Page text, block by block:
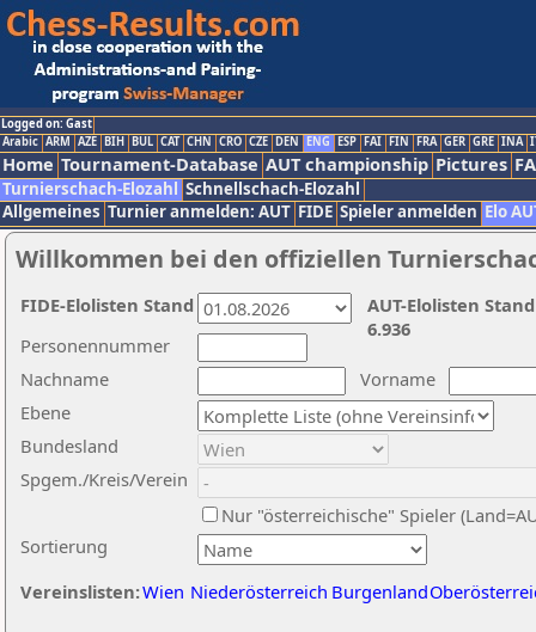
Logged on: Gast
Arabic ARM AZE BIH BUL CAT CHN CRO CZE DEN ENG ESP FAI FIN FRA GER GRE INA
Home Tournament-Database AUT championship Pictures
Turnierschach-Elozahl Schnellschach-Elozahl
Allgemeines Turnier anmelden: AUT FIDE Spieler anmelden Elo
Willkommen bei den offiziellen
Nachname
Vorname
Ebene
Sortierung
Personennummer
Bundesland
Spgem./Kreis/Verein
Nur "österreichische" Spieler
Vereinslisten:Wien Niederösterreich Burgenland
AUT-Elolisten
6.936
FIDE-Elolisten Stand